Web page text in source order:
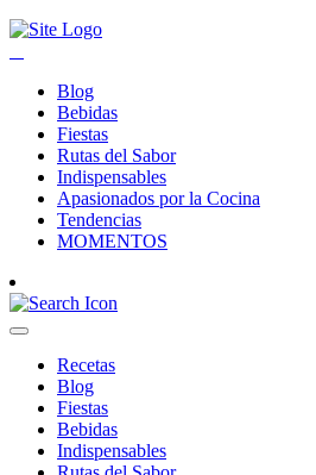
Blog
Bebidas
Fiestas
Rutas del Sabor
Indispensables
Apasionados por la Cocina
Tendencias
MOMENTOS
Recetas
Blog
Fiestas
Bebidas
Indispensables